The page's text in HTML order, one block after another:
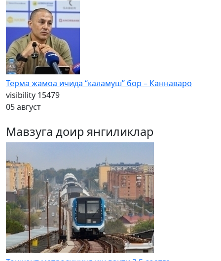
Терма жамоа ичида “каламуш” бор – Каннаваро
visibility 15479
05 август
Мавзуга доир янгиликлар